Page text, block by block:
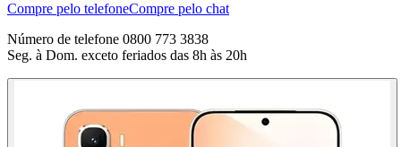
Compre pelo telefoneCompre pelo chat
Número de telefone 0800 773 3838
Seg. à Dom. exceto feriados das 8h às 20h